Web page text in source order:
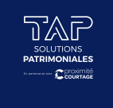
contenu